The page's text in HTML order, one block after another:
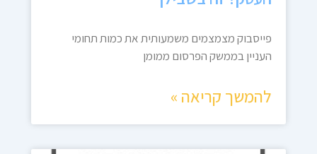
פייסבוק מצמצמים משמעותית את כמות תחומי
העניין בממשק הפרסום ממומן
להמשך קריאה »